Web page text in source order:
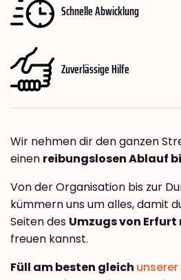
Schnelle Abwicklung
Zuverlässige Hilfe
Wir nehmen dir den ganzen
einen reibungslosen Ablauf
Von der Organisation bis zur
kümmern uns um alles, damit
Seiten des Umzugs von
freuen kannst.
Füll am besten gleich